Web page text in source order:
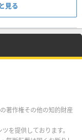
見る
著作権その他の知的財産
を提供しております。